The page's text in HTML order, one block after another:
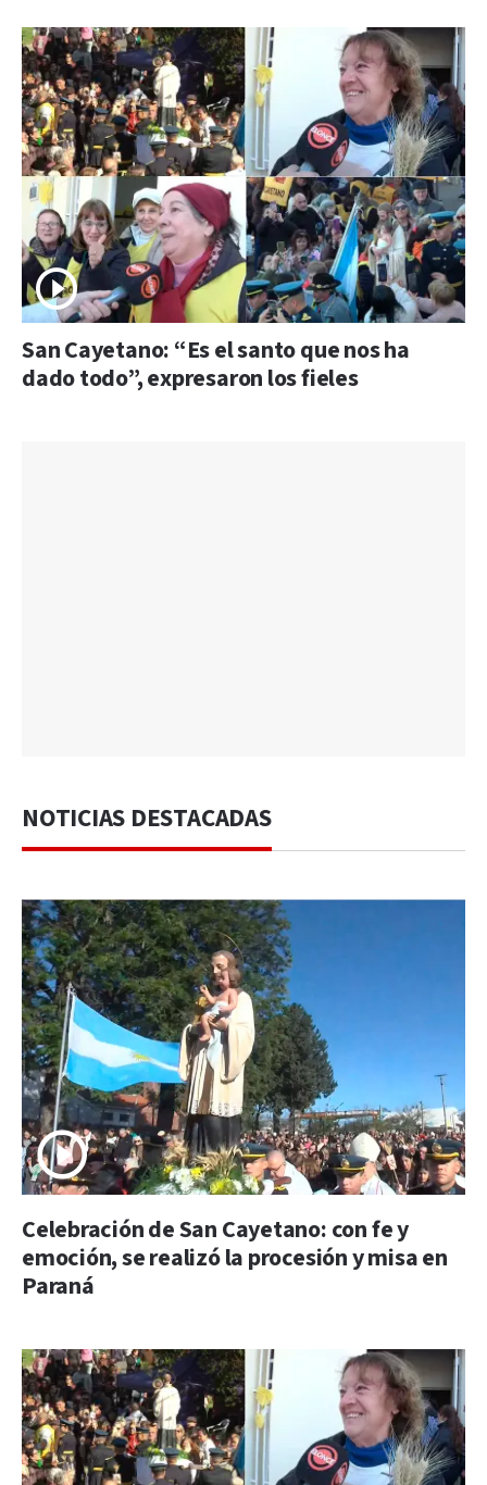
San Cayetano: “Es el santo que nos ha
dado todo”, expresaron los fieles
NOTICIAS DESTACADAS
Celebración de San Cayetano: con fe y
emoción, se realizó la procesión y misa en
Paraná